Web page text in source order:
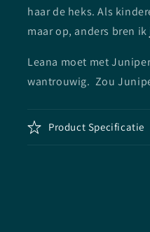
haar de heks. Als
maar op, anders bren
Leana moet met
wantrouwig. Zou
Product Specificatie